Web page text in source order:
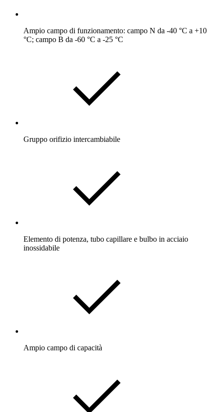
Ampio campo di funzionamento: campo N da -40 °C a +10
°C; campo B da -60 °C a -25 °C
Gruppo orifizio intercambiabile
Elemento di potenza, tubo capillare e bulbo in acciaio
inossidabile
Ampio campo di capacità